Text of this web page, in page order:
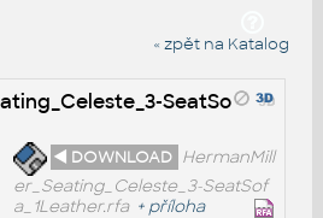
« zpět na Katalog
SeatSo
◄ DOWNLOAD HermanMill
er_Seating_Celeste_3-SeatSof
a_1Leather.rfa + příloha